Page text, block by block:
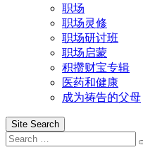
职场
职场灵修
职场研讨班
职场启蒙
积攒财宝专辑
医药和健康
成为祷告的父母
Site Search
Search
for: